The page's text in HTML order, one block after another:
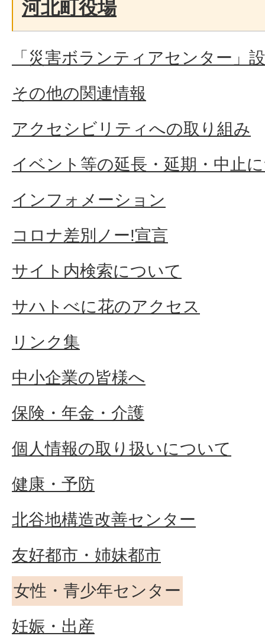
河北町役場
「災害ボランティアセンター」
その他の関連情報
アクセシビリティへの取り組み
イベント等の延長・延期・中止
インフォメーション
コロナ差別ノー!宣言
サイト内検索について
サハトべに花のアクセス
リンク集
中小企業の皆様へ
保険・年金・介護
個人情報の取り扱いについて
健康・予防
北谷地構造改善センター
友好都市・姉妹都市
女性・青少年センター
妊娠・出産